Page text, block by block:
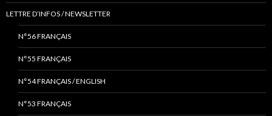
LETTRE D’INFOS / NEWSLETTER
N°56 FRANÇAIS
N°55 FRANÇAIS
N°54 FRANÇAIS / ENGLISH
N°53 FRANÇAIS